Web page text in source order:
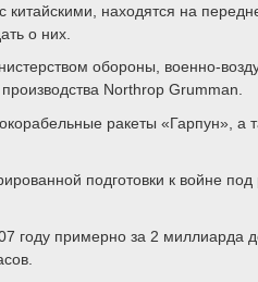
находятся на
о них.
обороны, военно-
Northrop Grumman.
ракеты «Гарпун»,
подготовки к войне
году примерно за 2